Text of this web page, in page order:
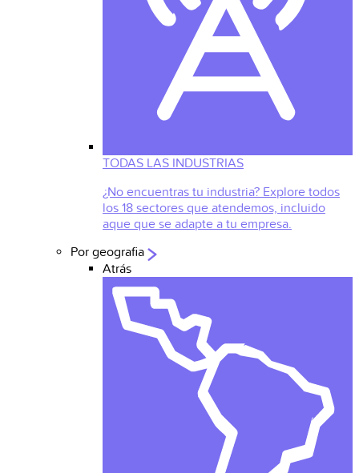
TODAS LAS INDUSTRIAS
¿No encuentras tu industria? Explore todos
los 18 sectores que atendemos, incluido
aque que se adapte a tu empresa.
Por geografia
Atrás